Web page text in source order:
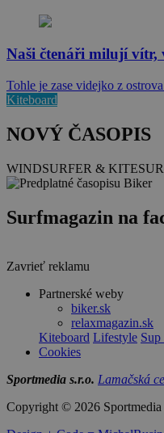
Naši čtenáři milují vítr,
Tohle je zase videjko z
Kiteboard
NOVÝ ČASOPIS
WINDSURFER &
Surfmagazin na
Zavrieť reklamu
Partnerské weby
biker.sk
relaxmagazin.sk
Kiteboard Lifestyle
Cookies
Sportmedia s.r.o. Lamačská
Copyright © 2026 Sportmedia